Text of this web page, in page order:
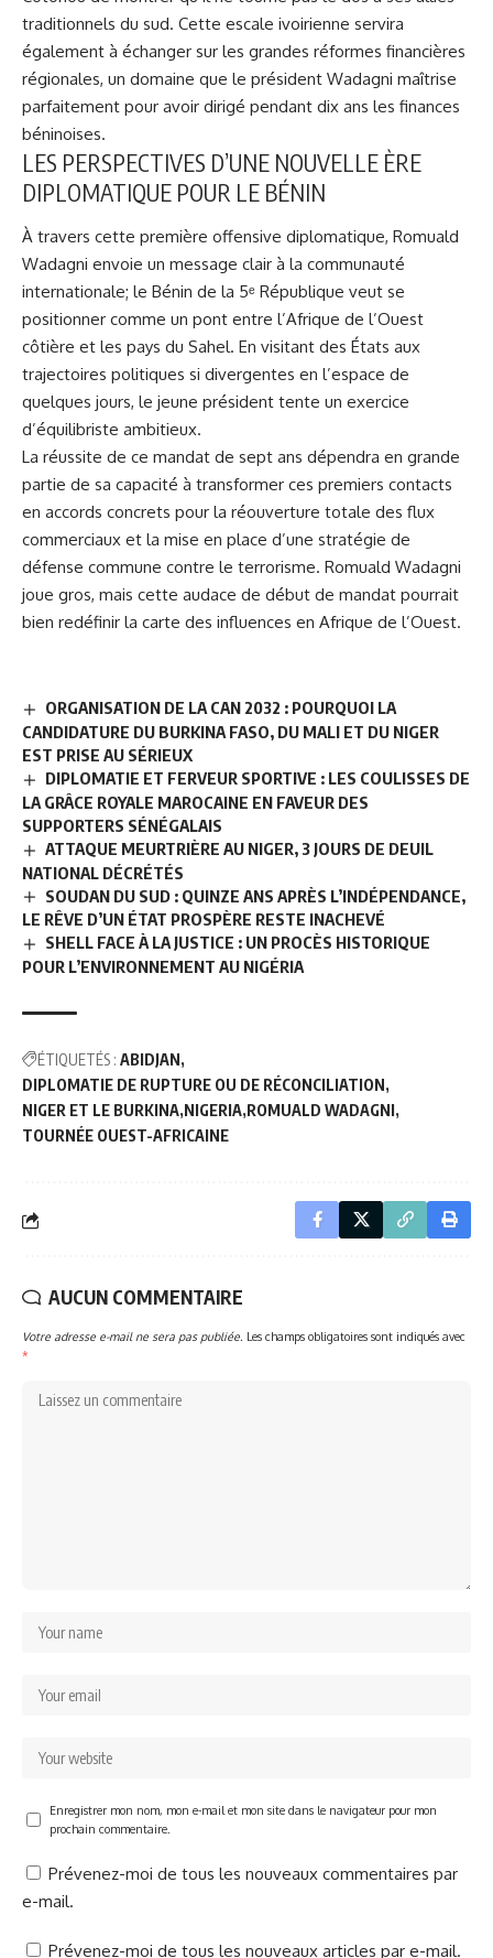
traditionnels du sud. Cette escale ivoirienne servira
également à échanger sur les grandes réformes financières
régionales, un domaine que le président Wadagni maîtrise
parfaitement pour avoir dirigé pendant dix ans les finances
béninoises.
LES PERSPECTIVES D’UNE NOUVELLE ÈRE
DIPLOMATIQUE POUR LE BÉNIN
À travers cette première offensive diplomatique, Romuald
Wadagni envoie un message clair à la communauté
internationale; le Bénin de la 5ᵉ République veut se
positionner comme un pont entre l’Afrique de l’Ouest
côtière et les pays du Sahel. En visitant des États aux
trajectoires politiques si divergentes en l’espace de
quelques jours, le jeune président tente un exercice
d’équilibriste ambitieux.
La réussite de ce mandat de sept ans dépendra en grande
partie de sa capacité à transformer ces premiers contacts
en accords concrets pour la réouverture totale des flux
commerciaux et la mise en place d’une stratégie de
défense commune contre le terrorisme. Romuald Wadagni
joue gros, mais cette audace de début de mandat pourrait
bien redéfinir la carte des influences en Afrique de l’Ouest.
ORGANISATION DE LA CAN 2032 : POURQUOI LA
CANDIDATURE DU BURKINA FASO, DU MALI ET DU NIGER
EST PRISE AU SÉRIEUX
DIPLOMATIE ET FERVEUR SPORTIVE : LES COULISSES DE
LA GRÂCE ROYALE MAROCAINE EN FAVEUR DES
SUPPORTERS SÉNÉGALAIS
ATTAQUE MEURTRIÈRE AU NIGER, 3 JOURS DE DEUIL
NATIONAL DÉCRÉTÉS
SOUDAN DU SUD : QUINZE ANS APRÈS L’INDÉPENDANCE,
LE RÊVE D’UN ÉTAT PROSPÈRE RESTE INACHEVÉ
SHELL FACE À LA JUSTICE : UN PROCÈS HISTORIQUE
POUR L’ENVIRONNEMENT AU NIGÉRIA
ÉTIQUETÉS : ABIDJAN
DIPLOMATIE DE RUPTURE OU DE RÉCONCILIATION
NIGER ET LE BURKINA NIGERIA ROMUALD WADAGNI
TOURNÉE OUEST-AFRICAINE
AUCUN COMMENTAIRE
Votre adresse e-mail ne sera pas publiée. Les champs obligatoires sont indiqués avec
*
Enregistrer mon nom, mon e-mail et mon site dans le navigateur pour mon
prochain commentaire.
Prévenez-moi de tous les nouveaux commentaires par
e-mail.
Prévenez-moi de tous les nouveaux articles par e-mail.